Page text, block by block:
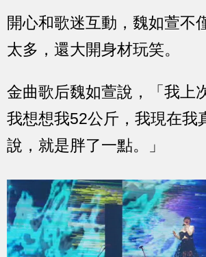
開心和歌迷互動，魏如萱不
太多，還大開身材玩笑。
金曲歌后魏如萱說，「我上
我想想我52公斤，我現在我
說，就是胖了一點。」